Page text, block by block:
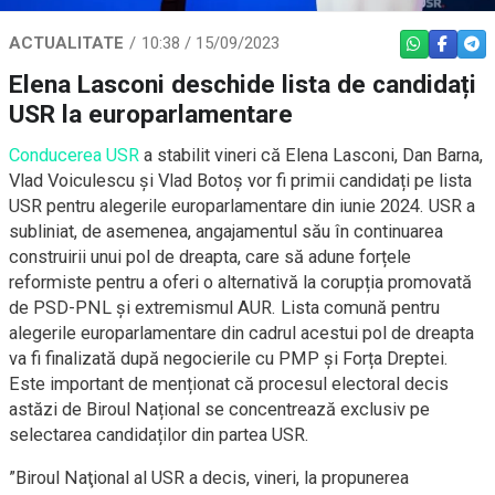
ACTUALITATE 10:38 / 15/09/2023 WHATSAPP
Elena Lasconi deschide lista de candidați
USR la europarlamentare
Conducerea USR a stabilit vineri că Elena Lasconi, Dan Barna,
Vlad Voiculescu și Vlad Botoș vor fi primii candidați pe lista
USR pentru alegerile europarlamentare din iunie 2024. USR a
subliniat, de asemenea, angajamentul său în continuarea
construirii unui pol de dreapta, care să adune forțele
reformiste pentru a oferi o alternativă la corupția promovată
de PSD-PNL și extremismul AUR. Lista comună pentru
alegerile europarlamentare din cadrul acestui pol de dreapta
va fi finalizată după negocierile cu PMP și Forța Dreptei.
Este important de menționat că procesul electoral decis
astăzi de Biroul Național se concentrează exclusiv pe
selectarea candidaților din partea USR.
”Biroul Naţional al USR a decis, vineri, la propunerea